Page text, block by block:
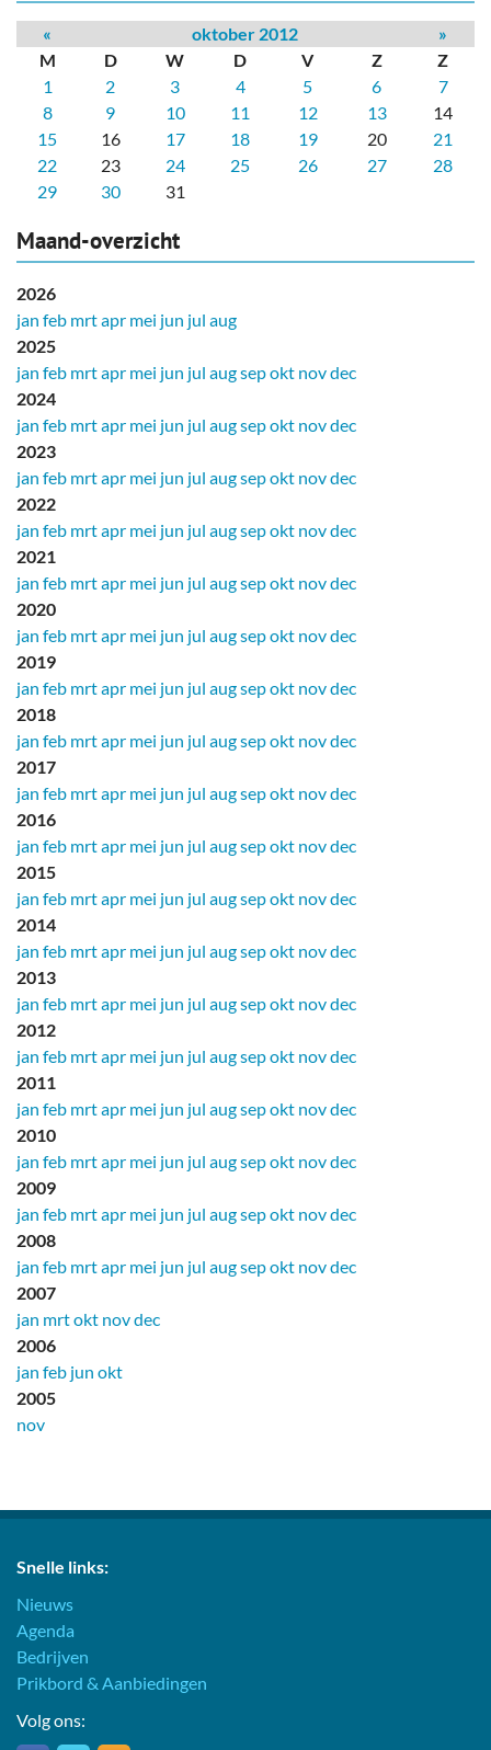
« oktober 2012
»
M
D W D V Z
Z
1
2 3 4 5 6
7
8
9 10 11 12 13
14
15
16 17 18 19 20
21
22
23 24 25 26 27
28
29
30 31
Maand-overzicht
2026
jan feb mrtapr mei jun jul aug
2025
jan feb mrtapr mei jun jul augsepokt novdec
2024
jan feb mrtapr mei jun jul augsepokt novdec
2023
jan feb mrtapr mei jun jul augsepokt novdec
2022
jan feb mrtapr mei jun jul augsepokt novdec
2021
jan feb mrtapr mei jun jul augsepokt novdec
2020
jan feb mrtapr mei jun jul augsepokt novdec
2019
jan feb mrtapr mei jun jul augsepokt novdec
2018
jan feb mrtapr mei jun jul augsepokt novdec
2017
jan feb mrtapr mei jun jul augsepokt novdec
2016
jan feb mrtapr mei jun jul augsepokt novdec
2015
jan feb mrtapr mei jun jul augsepokt novdec
2014
jan feb mrtapr mei jun jul augsepokt novdec
2013
jan feb mrtapr mei jun jul augsepokt novdec
2012
jan feb mrtapr mei jun jul augsepokt novdec
2011
jan feb mrtapr mei jun jul augsepokt novdec
2010
jan feb mrtapr mei jun jul augsepokt novdec
2009
jan feb mrtapr mei jun jul augsepokt novdec
2008
jan feb mrtapr mei jun jul augsepokt novdec
2007
jan mrtokt novdec
2006
jan feb jun okt
2005
nov
Snelle links:
Nieuws
Agenda
Bedrijven
Prikbord & Aanbiedingen
Volg ons: